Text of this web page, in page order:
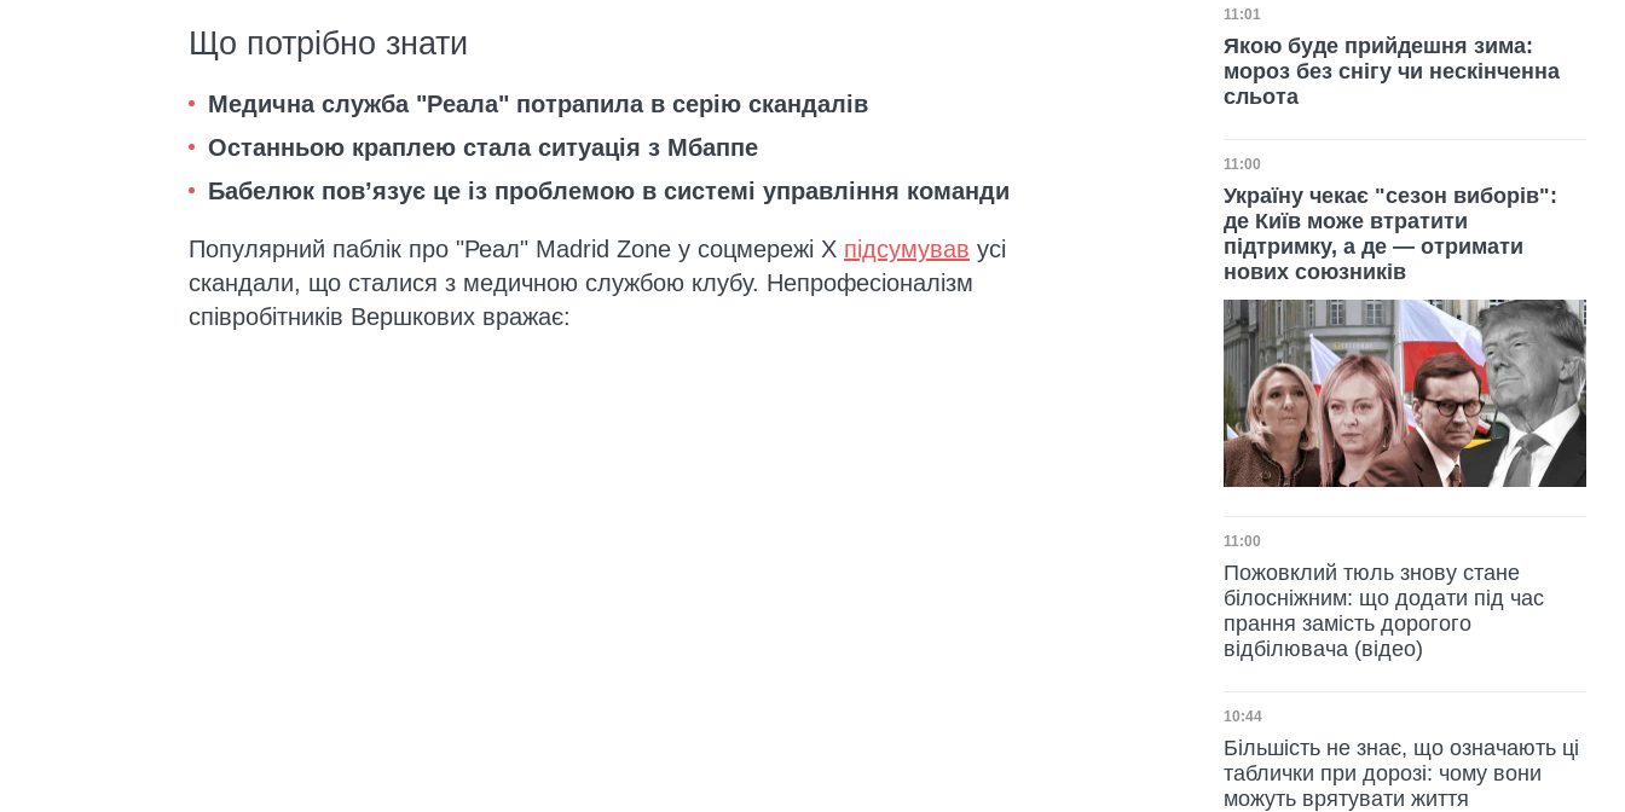
Що потрібно знати
Медична служба "Реала" потрапила в серію скандалів
Останньою краплею стала ситуація з Мбаппе
Бабелюк пов’язує це із проблемою в системі управління команди
Популярний паблік про "Реал" Madrid Zone у соцмережі Х підсумував усі
скандали, що сталися з медичною службою клубу. Непрофесіоналізм
співробітників Вершкових вражає:
Дата публікації
11:01
Якою буде прийдешня зима:
мороз без снігу чи нескінченна
сльота
Дата публікації
11:00
Україну чекає "сезон виборів":
де Київ може втратити
підтримку, а де — отримати
нових союзників
Дата публікації
11:00
Пожовклий тюль знову стане
білосніжним: що додати під час
прання замість дорогого
відбілювача (відео)
Дата публікації
10:44
Більшість не знає, що означають ці
таблички при дорозі: чому вони
можуть врятувати життя